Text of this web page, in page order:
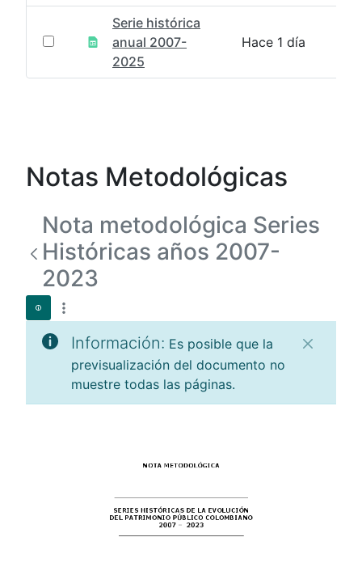
Serie histórica
anual 2007-
2025
Hace 1 día
Notas Metodológicas
Nota metodológica Series
Históricas años 2007-
2023
Información: Es posible que la
previsualización del documento no
muestre todas las páginas.